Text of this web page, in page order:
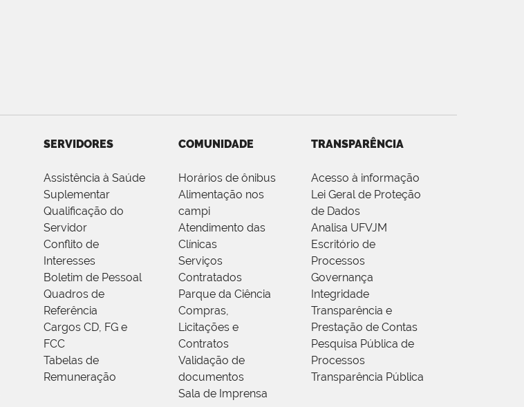
SERVIDORES
Assistência à Saúde
Suplementar
Qualificação do
Servidor
Conflito de
Interesses
Boletim de Pessoal
Quadros de
Referência
Cargos CD, FG e
FCC
Tabelas de
Remuneração
COMUNIDADE
Horários de ônibus
Alimentação nos
campi
Atendimento das
Clínicas
Serviços
Contratados
Parque da Ciência
Compras,
Licitações e
Contratos
Validação de
documentos
Sala de Imprensa
TRANSPARÊNCIA
Acesso à informação
Lei Geral de Proteção
de Dados
Analisa UFVJM
Escritório de
Processos
Governança
Integridade
Transparência e
Prestação de Contas
Pesquisa Pública de
Processos
Transparência Pública